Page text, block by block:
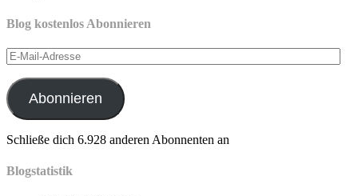
Blog kostenlos Abonnieren
E-
Mail-
Adresse
Abonnieren
Schließe dich 6.928 anderen Abonnenten an
Blogstatistik